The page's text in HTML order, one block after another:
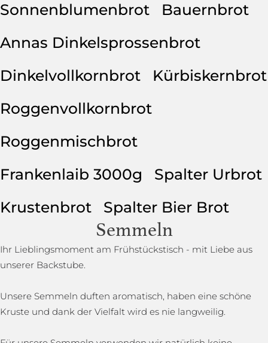
Sonnenblumenbrot
Bauernbrot
Annas Dinkelsprossenbrot
Dinkelvollkornbrot
Kürbiskernbrot
Roggenvollkornbrot
Roggenmischbrot
Frankenlaib 3000g
Spalter Urbrot
Krustenbrot
Spalter Bier Brot
Semmeln
Ihr Lieblingsmoment am Frühstückstisch - mit Liebe aus
unserer Backstube.
Unsere Semmeln duften aromatisch, haben eine schöne
Kruste und dank der Vielfalt wird es nie langweilig.